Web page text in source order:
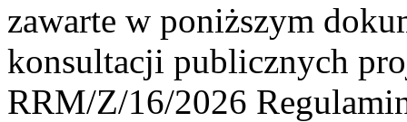
zawarte w poniższym
konsultacji publicznych
RRM/Z/16/2026